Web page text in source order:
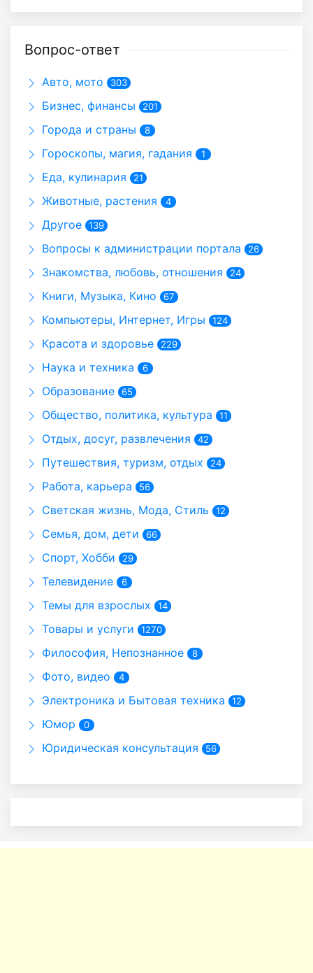
Вопрос-ответ
Авто, мото 303
Бизнес, финансы 201
Города и страны 8
Гороскопы, магия, гадания 1
Еда, кулинария 21
Животные, растения 4
Другое 139
Вопросы к администрации портала 26
Знакомства, любовь, отношения 24
Книги, Музыка, Кино 67
Компьютеры, Интернет, Игры 124
Красота и здоровье 229
Наука и техника 6
Образование 65
Общество, политика, культура 11
Отдых, досуг, развлечения 42
Путешествия, туризм, отдых 24
Работа, карьера 56
Светская жизнь, Мода, Стиль 12
Семья, дом, дети 66
Спорт, Хобби 29
Телевидение 6
Темы для взрослых 14
Товары и услуги 1270
Философия, Непознанное 8
Фото, видео 4
Электроника и Бытовая техника 12
Юмор 0
Юридическая консультация 56